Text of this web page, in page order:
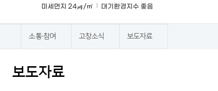
미세먼지 24㎍/㎥ 대기환경지수 좋음
소통·참여 고창소식 보도자료
보도자료